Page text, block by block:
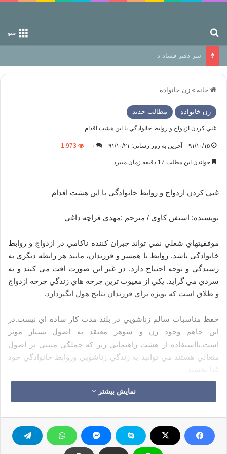
منو
سر دفتر فساد در زمین‌، دوری وکناره‌گیری از راه خداست‌!
خانه » زن خانواده
زن خانواده مطالب جدید
غني كردن ازدواج و روابط خانوادگي با این هشت اقدام
۹۱/۱۰/۱۵ آخرین به روز رسانی: ۹۱/۱۰/۲۱ ۰ 1,973
خواندن این مطلب 17 دقیقه زمان میبرد
غني كردن ازدواج و روابط خانوادگي با این هشت اقدام
نویسنده: استفن كاوي / مترجم :مهدي قراچه داغي
موفقيتهاي شغلي نمي تواند جبران كننده ناكامي در ازدواج و روابط
خانوادگي باشد. روابط با همسر و فرزندان، مانند هر رابطه ديگري به
رسيدگي و توجه احتياج دارد. در غير اين صورت افت مي كنند و به
سردي مي گرايد. يكي از معيوب ترين چرخه هاي زندگي چرخه ازدواج
و طلاق است كه بويژه براي فرزندان نتايج هول انگيزدارد.
حفظ مناسبات سالم زناشويي در بلند مدت كار ساده اي نيست.در
اين جاهم وجود زن و شوهر معتقد به اصول بسيار موثر
است.بااستفاده از هشت راهنمايي زير كه جملگي مبتني بر اصول
متعالي هستند مي توانيد به زندگي زناشويي وروابط خانوادگي خود
غنا بخشيد.
1-چشم انداز وسيعي را در نظر بگيريد.بدون داشتن يك چشم انداز
زندگي زناشويي به شدت دشوار مي شود.به كمك يك چشم انداز
وسيع ودراز مدت مي توانيد راهي براي برخورد با مشكلات زندگي
زناشويي ومناسبات خانوادگي پيدا كنيد.
نمایش بیشتر